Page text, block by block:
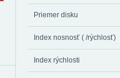
Priemer disku
Index nosnosť ( /rýchlosť)
Index rýchlosti